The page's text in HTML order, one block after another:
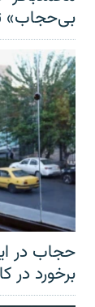
بی‌حجاب»
حجاب در
برخورد در